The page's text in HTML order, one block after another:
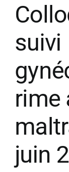
suivi
rime
juin